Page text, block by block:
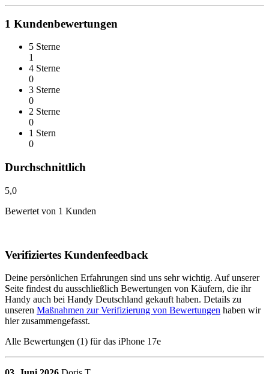
1 Kundenbewertungen
5 Sterne
1
4 Sterne
0
3 Sterne
0
2 Sterne
0
1 Stern
0
Durchschnittlich
5,0
Bewertet von 1 Kunden
Verifiziertes Kundenfeedback
Deine persönlichen Erfahrungen sind uns sehr wichtig. Auf unserer
Seite findest du ausschließlich Bewertungen von Käufern, die ihr
Handy auch bei Handy Deutschland gekauft haben. Details zu
unseren Maßnahmen zur Verifizierung von Bewertungen haben wir
hier zusammengefasst.
Alle Bewertungen (1) für das iPhone 17e